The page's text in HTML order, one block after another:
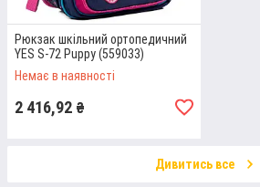
Рюкзак шкільний ортопедичний
YES S-72 Puppy (559033)
Немає в наявності
2 416,92 ₴
Дивитись все